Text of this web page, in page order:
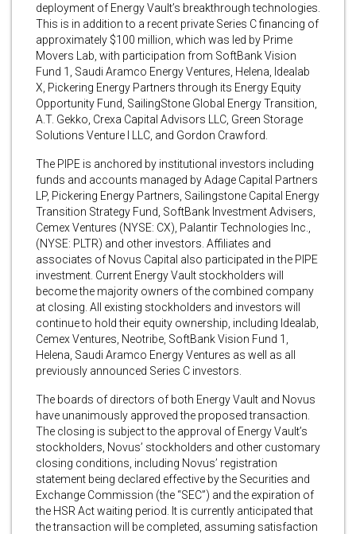
deployment of Energy Vault’s breakthrough technologies.
This is in addition to a recent private Series C financing of
approximately $100 million, which was led by Prime
Movers Lab, with participation from SoftBank Vision
Fund 1, Saudi Aramco Energy Ventures, Helena, Idealab
X, Pickering Energy Partners through its Energy Equity
Opportunity Fund, SailingStone Global Energy Transition,
A.T. Gekko, Crexa Capital Advisors LLC, Green Storage
Solutions Venture I LLC, and Gordon Crawford.
The PIPE is anchored by institutional investors including
funds and accounts managed by Adage Capital Partners
LP, Pickering Energy Partners, Sailingstone Capital Energy
Transition Strategy Fund, SoftBank Investment Advisers,
Cemex Ventures (NYSE: CX), Palantir Technologies Inc.,
(NYSE: PLTR) and other investors. Affiliates and
associates of Novus Capital also participated in the PIPE
investment. Current Energy Vault stockholders will
become the majority owners of the combined company
at closing. All existing stockholders and investors will
continue to hold their equity ownership, including Idealab,
Cemex Ventures, Neotribe, SoftBank Vision Fund 1,
Helena, Saudi Aramco Energy Ventures as well as all
previously announced Series C investors.
The boards of directors of both Energy Vault and Novus
have unanimously approved the proposed transaction.
The closing is subject to the approval of Energy Vault’s
stockholders, Novus’ stockholders and other customary
closing conditions, including Novus’ registration
statement being declared effective by the Securities and
Exchange Commission (the “SEC”) and the expiration of
the HSR Act waiting period. It is currently anticipated that
the transaction will be completed, assuming satisfaction